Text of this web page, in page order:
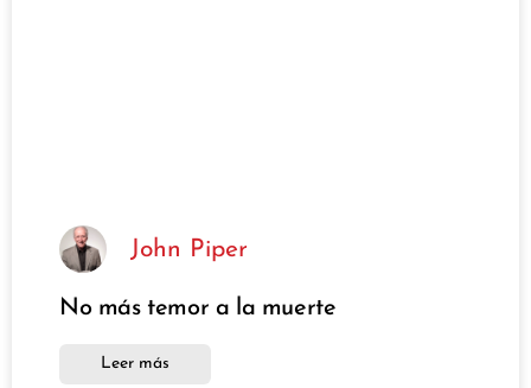
John Piper
No más temor a la muerte
Leer más